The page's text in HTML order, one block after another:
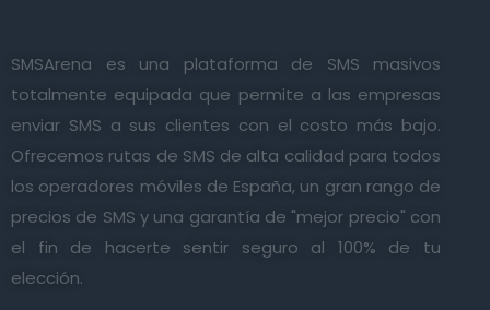
SMSArena es una plataforma de SMS masivos
totalmente equipada que permite a las empresas
enviar SMS a sus clientes con el costo más bajo.
Ofrecemos rutas de SMS de alta calidad para todos
los operadores móviles de España, un gran rango de
precios de SMS y una garantía de "mejor precio" con
el fin de hacerte sentir seguro al 100% de tu
elección.